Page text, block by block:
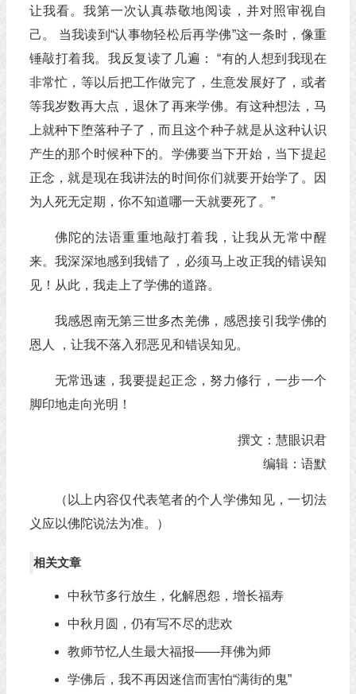
让我看。我第一次认真恭敬地阅读，并对照审视自
己。 当我读到“认事物轻松后再学佛”这一条时，像重
锤敲打着我。我反复读了几遍： “有的人想到我现在
非常忙，等以后把工作做完了，生意发展好了，或者
等我岁数再大点，退休了再来学佛。有这种想法，马
上就种下堕落种子了，而且这个种子就是从这种认识
产生的那个时候种下的。学佛要当下开始，当下提起
正念，就是现在我讲法的时间你们就要开始学了。因
为人死无定期，你不知道哪一天就要死了。”
佛陀的法语重重地敲打着我，让我从无常中醒
来。我深深地感到我错了，必须马上改正我的错误知
见！从此，我走上了学佛的道路。
我感恩南无第三世多杰羌佛，感恩接引我学佛的
恩人 ，让我不落入邪恶见和错误知见。
无常迅速，我要提起正念，努力修行，一步一个
脚印地走向光明！
撰文：慧眼识君
编辑：语默
（以上内容仅代表笔者的个人学佛知见，一切法
义应以佛陀说法为准。）
相关文章
中秋节多行放生，化解恩怨，增长福寿
中秋月圆，仍有写不尽的悲欢
教师节忆人生最大福报——拜佛为师
学佛后，我不再因迷信而害怕“满街的鬼”